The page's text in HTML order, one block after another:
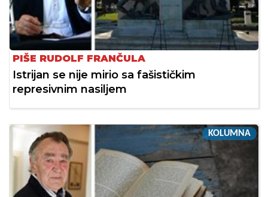
PIŠE RUDOLF FRANČULA
Istrijan se nije mirio sa fašističkim
represivnim nasiljem
KOLUMNA